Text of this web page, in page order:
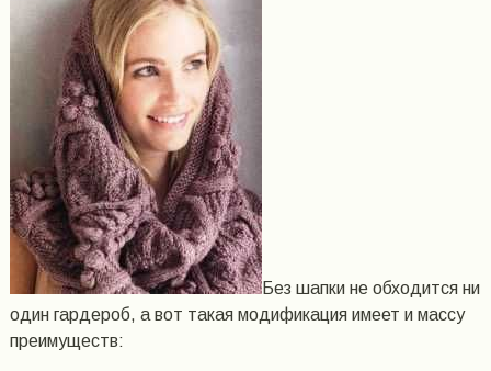
Без шапки не обходится ни
один гардероб, а вот такая модификация имеет и массу
преимуществ: